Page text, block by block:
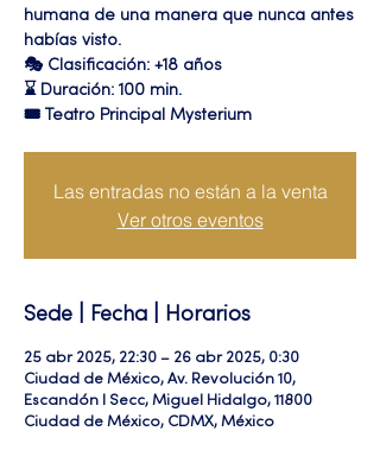
humana de una manera que nunca antes
habías visto.
🎭 Clasificación: +18 años
⌛ Duración: 100 min.
🎟 Teatro Principal Mysterium
Las entradas no están a la venta
Ver otros eventos
Sede | Fecha | Horarios
25 abr 2025, 22:30 – 26 abr 2025, 0:30
Ciudad de México, Av. Revolución 10,
Escandón I Secc, Miguel Hidalgo, 11800
Ciudad de México, CDMX, México